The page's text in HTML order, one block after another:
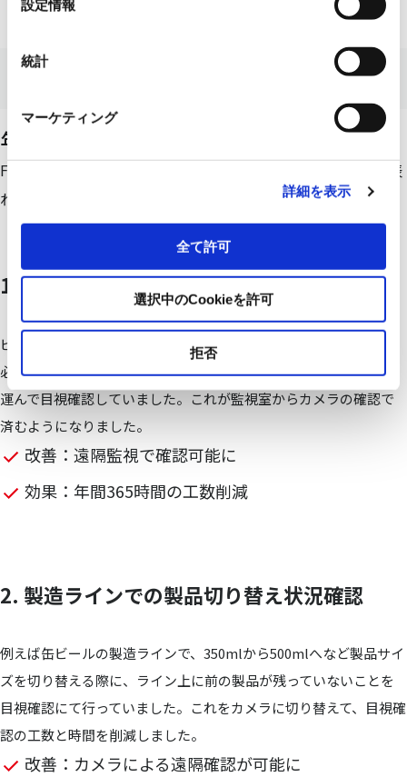
設定情報
統計
マーケティング
詳細を表示
全て許可
選択中のCookieを許可
拒否
数字で見る業務革新
年間1,000時間以上の工数削減を実現
FlaRevo導入による業務効率化の効果は、具体的な数字にも表
れています。主な改善事例を見ていきましょう。
1. 排水処理場での点検業務
ビール製造では、製造工程で出る排水を微生物処理して浄化する
必要があります。これまで処理槽の状態は担当者が現場まで足を
運んで目視確認していました。これが監視室からカメラの確認で
済むようになりました。
改善：遠隔監視で確認可能に
効果：年間365時間の工数削減
2. 製造ラインでの製品切り替え状況確認
例えば缶ビールの製造ラインで、350mlから500mlへなど製品サイ
ズを切り替える際に、ライン上に前の製品が残っていないことを
目視確認にて行っていました。これをカメラに切り替えて、目視確
認の工数と時間を削減しました。
改善：カメラによる遠隔確認が可能に